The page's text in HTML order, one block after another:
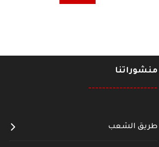
منشوراتنا
--------------------
طريق الشعب